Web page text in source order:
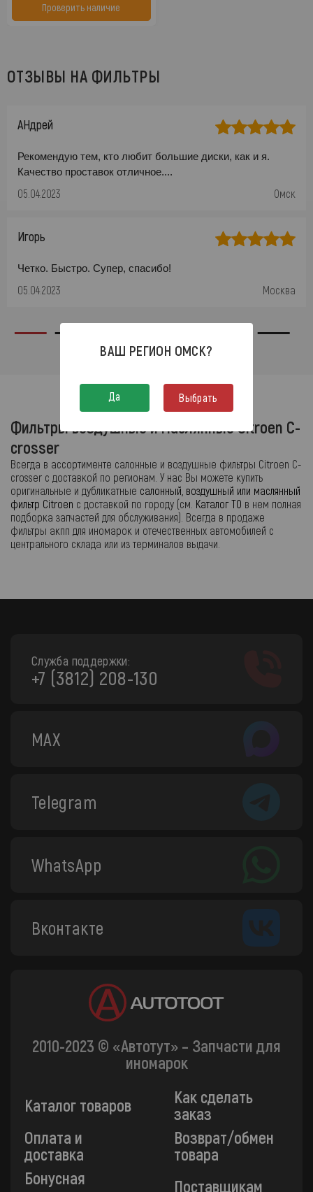
Проверить наличие
ОТЗЫВЫ НА ФИЛЬТРЫ
АНдрей
Рекомендую тем, кто любит большие диски, как и я.
Качество проставок отличное....
05.04.2023 Омск
Игорь
Четко. Быстро. Супер, спасибо!
05.04.2023 Москва
Фильтры воздушные и маслянные Citroen C-
crosser
Всегда в ассортименте салонные и воздушные фильтры Citroen C-
crosser с доставкой по регионам. У нас Вы можете купить
оригинальные и дубликатные салонный, воздушный или маслянный
фильтр Citroen с доставкой по городу (см. Каталог ТО в нем полная
подборка запчастей для обслуживания). Всегда в продаже
фильтры акпп для иномарок и отечественных автомобилей с
центрального склада или из терминалов выдачи.
Служба поддержки:
+7 (3812) 208-130
MAX
Telegram
WhatsApp
Вконтакте
2010-2023 © «Автотут» – Запчасти для
иномарок
Каталог товаров
Как сделать
заказ
Оплата и
доставка
Возврат/обмен
товара
Бонусная
Поставщикам
ВАШ РЕГИОН ОМСК?
Да Выбрать